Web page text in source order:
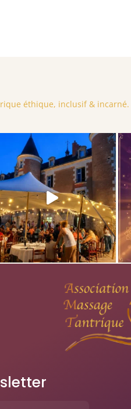
éthique, inclusif & incarné.